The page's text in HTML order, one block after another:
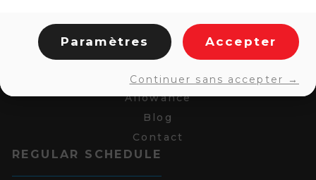
Home
Products
Services
Allowance
Blog
Contact
REGULAR SCHEDULE
Paramètres Accepter
Continuer sans accepter →